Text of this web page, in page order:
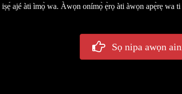
ajé àti ìmọ̀ wa. Àwọn onímọ̀ ẹ̀rọ àti àwọn apẹ̀rẹ
Sọ nipa awọn